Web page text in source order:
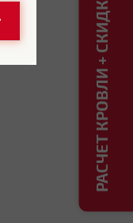
РАСЧЕТ КРОВЛИ + СКИДКА ДО 20%